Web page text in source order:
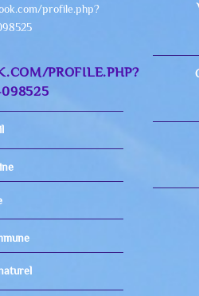
profile.php?
PROFILE.PHP?